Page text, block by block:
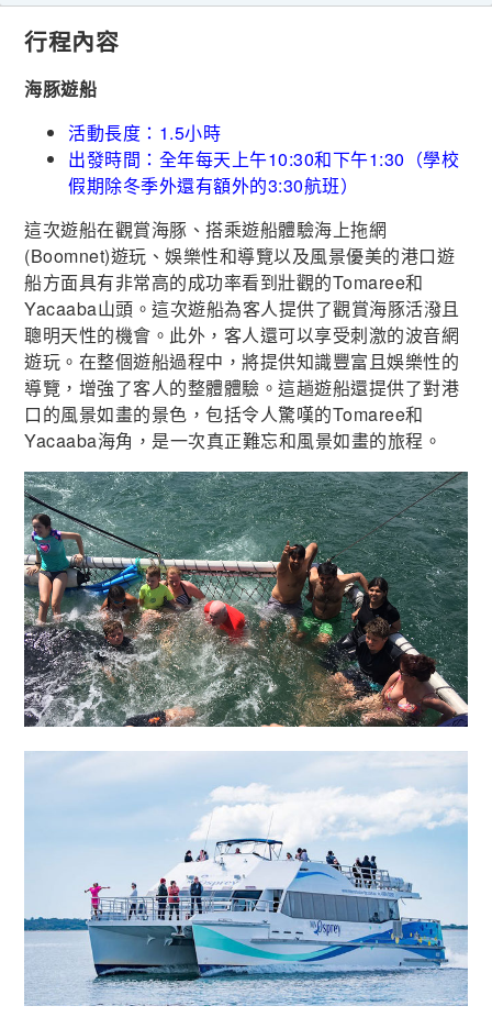
行程內容
海豚遊船
活動長度：1.5小時
出發時間：全年每天上午10:30和下午1:30（學校
假期除冬季外還有額外的3:30航班）
這次遊船在觀賞海豚、搭乘遊船體驗海上拖網
(Boomnet)遊玩、娛樂性和導覽以及風景優美的港口遊
船方面具有非常高的成功率看到壯觀的Tomaree和
Yacaaba山頭。這次遊船為客人提供了觀賞海豚活潑且
聰明天性的機會。此外，客人還可以享受刺激的波音網
遊玩。在整個遊船過程中，將提供知識豐富且娛樂性的
導覽，增強了客人的整體體驗。這趟遊船還提供了對港
口的風景如畫的景色，包括令人驚嘆的Tomaree和
Yacaaba海角，是一次真正難忘和風景如畫的旅程。